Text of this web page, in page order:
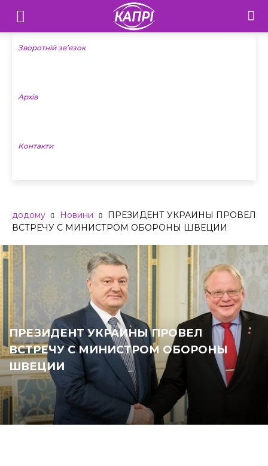
Телебачення
«Капрі»
Новини
Зворотній зв’язок
Архів
Контакти
додому Новини
ПРЕЗИДЕНТ УКРАИНЫ ПРОВЕЛ
ВСТРЕЧУ С МИНИСТРОМ ОБОРОНЫ ШВЕЦИИ
ПРЕЗИДЕНТ УКРАИНЫ ПРОВЕЛ
ВСТРЕЧУ С МИНИСТРОМ ОБОРОНЫ
ШВЕЦИИ